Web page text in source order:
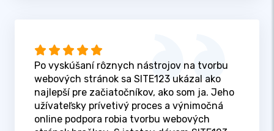
Po vyskúšaní rôznych nástrojov na tvorbu
webových stránok sa SITE123 ukázal ako
najlepší pre začiatočníkov, ako som ja. Jeho
užívateľsky prívetivý proces a výnimočná
online podpora robia tvorbu webových